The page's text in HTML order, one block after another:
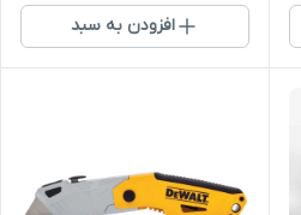
افزودن به سبد